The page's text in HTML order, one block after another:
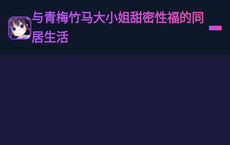
与青梅竹马大小姐甜密性福的同
居生活